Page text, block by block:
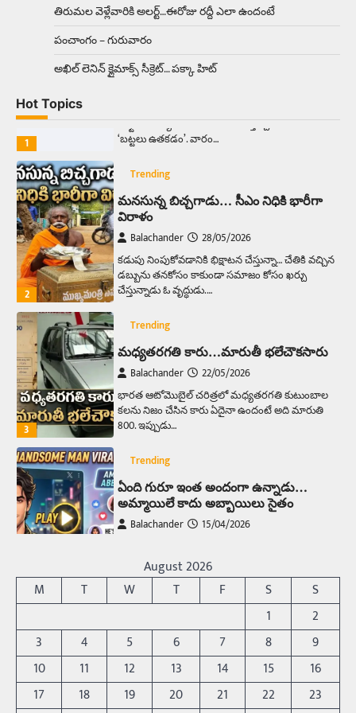
తిరుమల వెళ్లేవారికి అలర్ట్‌…ఈరోజు రద్దీ ఎలా ఉందంటే
పంచాంగం – గురువారం
అఖిల్‌ లెనిన్ క్లైమాక్స్‌ సీక్రెట్‌… పక్కా హిట్‌
Hot Topics
రహదారిపై వేల సంఖ్యలో బీరు…
1
Trending
అక్కడ ఆదివారం బట్టలు ఉతికితే…జైలుకే
సాఫ్ట్‌వేర్ ఉద్యోగి వరకు అందరికీ గుర్తొచ్చే మొదటి పని
‘బట్టలు ఉతకడం’. వారం…
2
Trending
మనసున్న బిచ్చగాడు… సీఎం నిధికి భారీగా
విరాళం
Balachander 28/05/2026
కడుపు నింపుకోవడానికి భిక్షాటన చేస్తున్నా… చేతికి వచ్చిన
డబ్బును తనకోసం కాకుండా సమాజం కోసం ఖర్చు
చేస్తున్నాడు ఓ వృద్ధుడు.…
3
Trending
మధ్యతరగతి కారు…మారుతీ భలేచౌకసారు
Balachander 22/05/2026
భారత ఆటోమొబైల్ చరిత్రలో మధ్యతరగతి కుటుంబాల
కలను నిజం చేసిన కారు ఏదైనా ఉందంటే అది మారుతి
800. ఇప్పుడు…
4
Trending
ఏంది గురూ ఇంత అందంగా ఉన్నాడు…
అమ్మాయిలే కాదు అబ్బాయిలు సైతం
Balachander 15/04/2026
బోమ్మ అని పిలుస్తాం. స్పెయిన్‌ అమ్మాయిలు చాలా
అందంగా ఉంటారనే నానుడి…
రోడ్డుపై ఏరులై పారిన బీర్లు… ఘాటుతో
మండుతున్న నోర్లు
Balachander 15/04/2026
ఉత్తర ప్రదేశ్‌లోని ఝాన్సీ జిల్లాలో ఒక వింతైన రోడ్డు
August 2026
M
T W T F S
S
1
2
3
4 5 6 7 8
9
10
11 12 13 14 15
16
17
18 19 20 21 22
23